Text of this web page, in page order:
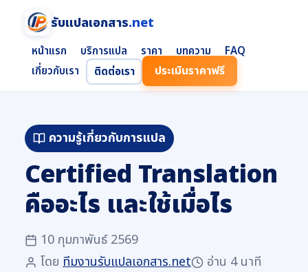
รับแปลเอกสาร.net
หน้าแรก บริการแปล ราคา บทความ
FAQ
เกี่ยวกับเรา
ติดต่อเรา ประเมินราคาฟรี
ความรู้เกี่ยวกับการแปล
Certified Translation
คืออะไร และใช้เมื่อไร
10 กุมภาพันธ์ 2569
โดย ทีมงานรับแปลเอกสาร.net อ่าน 4 นาที